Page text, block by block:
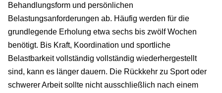
Behandlungsform und persönlichen
Belastungsanforderungen ab. Häufig werden für die
grundlegende Erholung etwa sechs bis zwölf Wochen
benötigt. Bis Kraft, Koordination und sportliche
Belastbarkeit vollständig vollständig wiederhergestellt
sind, kann es länger dauern. Die Rückkehr zu Sport oder
schwerer Arbeit sollte nicht ausschließlich nach einem